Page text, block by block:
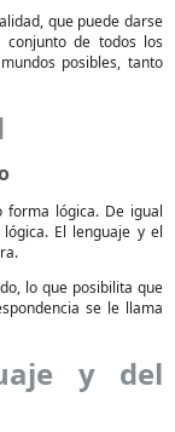
que puede darse
conjunto de todos los
posibles, tanto
forma lógica. De igual
El lenguaje y el
lo que posibilita que
se le llama
y del